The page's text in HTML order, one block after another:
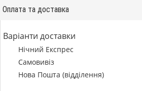
Оплата та доставка
Варіанти доставки
Нічний Експрес
Самовивіз
Нова Пошта (відділення)